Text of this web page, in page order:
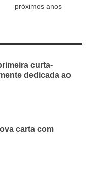
próximos anos
curta-
dedicada ao
carta com